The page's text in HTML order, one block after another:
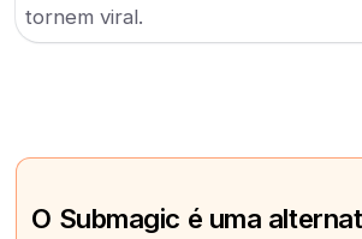
tornem viral.
O Submagic é uma